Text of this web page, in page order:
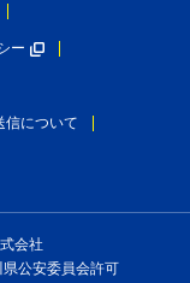
ー
信について
会社
公安委員会許可